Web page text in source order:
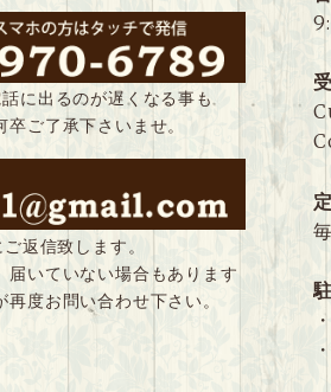
に出るのが遅くなる事も
ご了承下さいませ。
返信致します。
届いていない場合もあります
度お問い合わせ下さい。